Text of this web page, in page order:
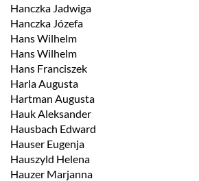
Hanczka Jadwiga
Hanczka Józefa
Hans Wilhelm
Hans Wilhelm
Hans Franciszek
Harla Augusta
Hartman Augusta
Hauk Aleksander
Hausbach Edward
Hauser Eugenja
Hauszyld Helena
Hauzer Marjanna